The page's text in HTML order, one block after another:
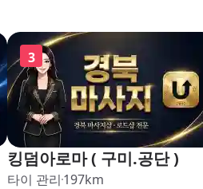
3
킹덤아로마 ( 구미.공단 )
타이 관리 197km